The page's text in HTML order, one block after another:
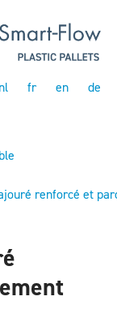
nl fr en de
renforcé et